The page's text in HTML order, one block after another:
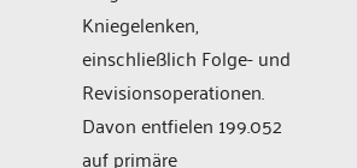
Kniegelenken,
einschließlich Folge- und
Revisionsoperationen.
Davon entfielen 199.052
auf primäre